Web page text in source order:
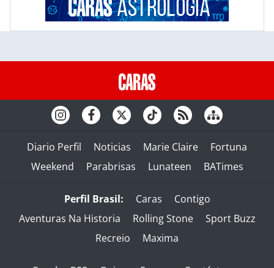
Diario Perfil Noticias Marie Claire
Fortuna
Weekend
Parabrisas Lunateen BATimes
Perfil Brasil: Caras
Contigo
Aventuras Na Historia
Rolling Stone
Sport Buzz
Recreio
Maxima